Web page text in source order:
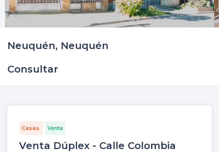
Neuquén, Neuquén
Consultar
Casas. Venta
Venta Dúplex - Calle Colombia